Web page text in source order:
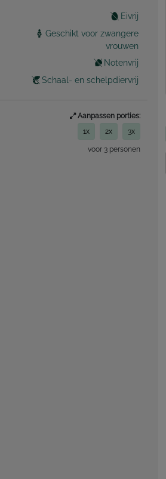
Eivrij
Geschikt voor zwangere
vrouwen
Notenvrij
Schaal- en schelpdiervrij
Aanpassen porties:
1x 2x 3x
voor 3 personen